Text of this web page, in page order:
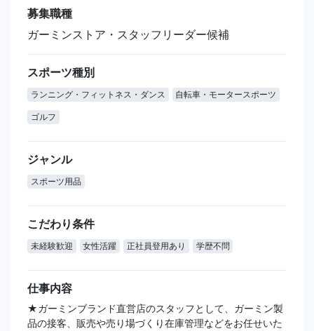
募集職種
ガーミンストア・スタッフリーダー候補
スポーツ種別
ランニング・フィットネス・ダンス 自転車・モータースポーツ
ゴルフ
ジャンル
スポーツ用品
こだわり条件
未経験歓迎 女性活躍 正社員登用あり 学歴不問
仕事内容
★ガーミンブランド直営店のスタッフとして、ガーミン製
品の接客、販売や売り場づくり在庫管理などをお任せいた